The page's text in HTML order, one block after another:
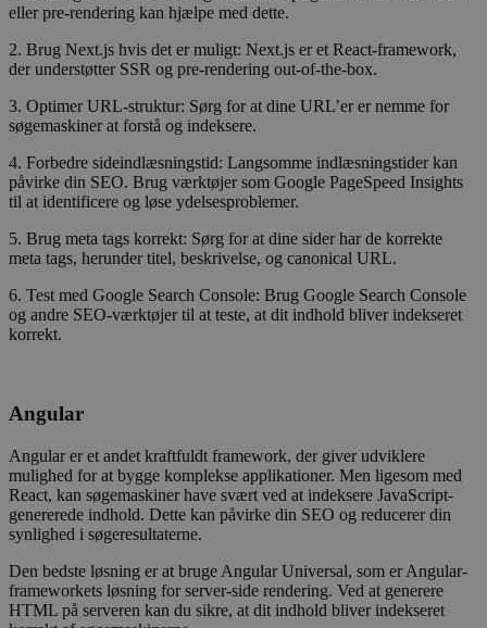
eller pre-rendering kan hjælpe med dette.
2. Brug Next.js hvis det er muligt: Next.js er et React-framework,
der understøtter SSR og pre-rendering out-of-the-box.
3. Optimer URL-struktur: Sørg for at dine URL’er er nemme for
søgemaskiner at forstå og indeksere.
4. Forbedre sideindlæsningstid: Langsomme indlæsningstider kan
påvirke din SEO. Brug værktøjer som Google PageSpeed Insights
til at identificere og løse ydelsesproblemer.
5. Brug meta tags korrekt: Sørg for at dine sider har de korrekte
meta tags, herunder titel, beskrivelse, og canonical URL.
6. Test med Google Search Console: Brug Google Search Console
og andre SEO-værktøjer til at teste, at dit indhold bliver indekseret
korrekt.
Angular
Angular er et andet kraftfuldt framework, der giver udviklere
mulighed for at bygge komplekse applikationer. Men ligesom med
React, kan søgemaskiner have svært ved at indeksere JavaScript-
genererede indhold. Dette kan påvirke din SEO og reducerer din
synlighed i søgeresultaterne.
Den bedste løsning er at bruge Angular Universal, som er Angular-
frameworkets løsning for server-side rendering. Ved at generere
HTML på serveren kan du sikre, at dit indhold bliver indekseret